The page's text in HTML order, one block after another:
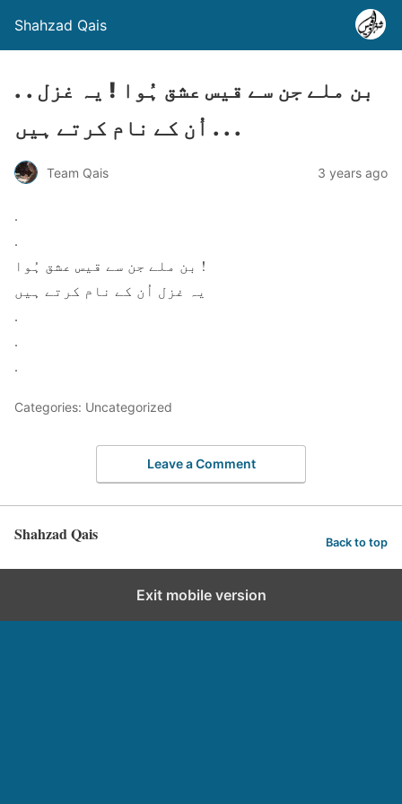
Shahzad Qais
. . بن ملے جن سے قیس عشق ہُوا ! یہ غزل
اُن کے نام کرتے ہیں . . .
Team Qais 3 years ago
.
.
بن ملے جن سے قیس عشق ہُوا !
یہ غزل اُن کے نام کرتے ہیں
.
.
.
Categories: Uncategorized
Leave a Comment
Shahzad Qais Back to top
Exit mobile version